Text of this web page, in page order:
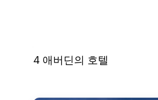
4 애버딘 의 호텔